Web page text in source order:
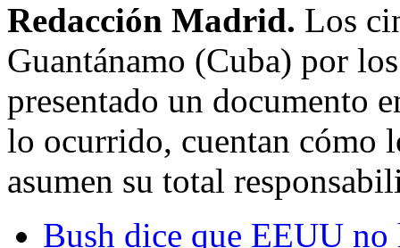
Redacción Madrid. Los
Guantánamo (Cuba) por
presentado un documento
lo ocurrido, cuentan cómo
asumen su total
Bush dice que EEUU no